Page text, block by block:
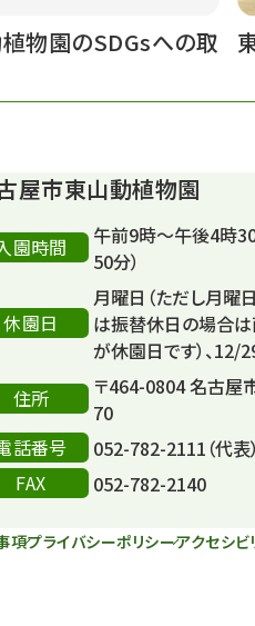
物園のSDGsへの取
屋市東山動植物園
園時間
午前9時～午後4時
50分）
休園日
月曜日（ただし月曜
は振替休日の場合
が休園日です）、12/
住所
〒464-0804 名古屋
70
話番号
052-782-2111（代表）
FAX
052-782-2140
項プライバシーポリシーアクセシビ